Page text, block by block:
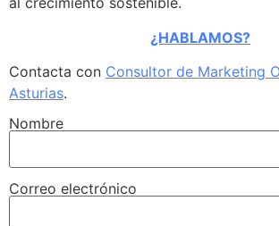
¿HABLAMOS?
Contacta con Consultor de Marketing
Asturias.
Nombre
Correo electrónico